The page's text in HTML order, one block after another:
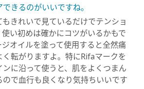
きるのがいいですね。
もきれいで見ているだけでテンショ
い初めは確かにコツがいるかもで
オイルを塗って使用すると全然痛
く転がりますよ。特にRifaマークを
に沿って使うと、肌をよくつまん
で血行も良くなり気持ちいいです